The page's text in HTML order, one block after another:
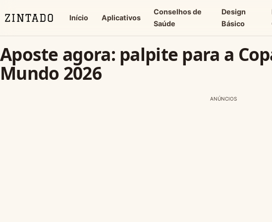
Início Aplicativos
Conselhos de
Saúde
Design
Básico
Aposte agora: palpite para a
Mundo 2026
ANÚNCIOS